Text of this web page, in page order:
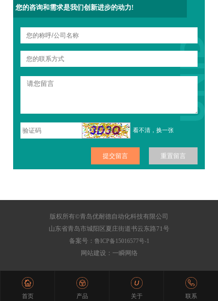
您的咨询和需求是我们创新进步的动力!
看不清，换一张
版权所有©青岛优耐德自动化科技有限公司
山东省青岛市城阳区夏庄街道书云东路71号
备案号： 鲁ICP备15016577号-1
网站建设：一瞬网络
首页 产品 关于 联系